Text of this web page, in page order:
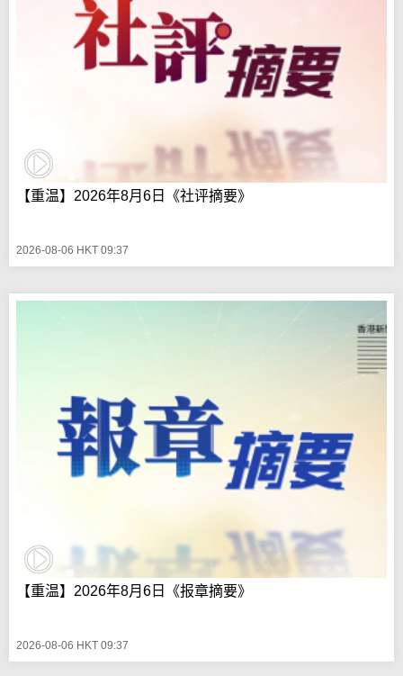
【重温】2026年8月6日《社评摘要》
2026-08-06 HKT 09:37
【重温】2026年8月6日《报章摘要》
2026-08-06 HKT 09:37